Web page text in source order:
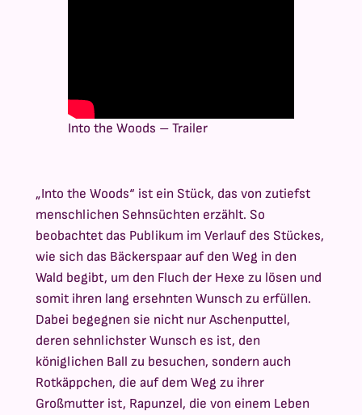
Into the Woods – Trailer
„Into the Woods“ ist ein Stück, das von zutiefst
menschlichen Sehnsüchten erzählt. So
beobachtet das Publikum im Verlauf des Stückes,
wie sich das Bäckerspaar auf den Weg in den
Wald begibt, um den Fluch der Hexe zu lösen und
somit ihren lang ersehnten Wunsch zu erfüllen.
Dabei begegnen sie nicht nur Aschenputtel,
deren sehnlichster Wunsch es ist, den
königlichen Ball zu besuchen, sondern auch
Rotkäppchen, die auf dem Weg zu ihrer
Großmutter ist, Rapunzel, die von einem Leben